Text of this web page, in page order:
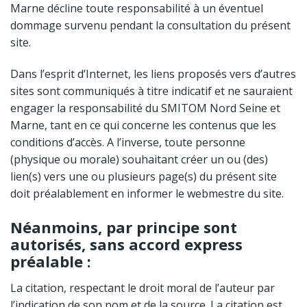
Marne décline toute responsabilité à un éventuel
dommage survenu pendant la consultation du présent
site.
Dans l’esprit d’Internet, les liens proposés vers d’autres
sites sont communiqués à titre indicatif et ne sauraient
engager la responsabilité du SMITOM Nord Seine et
Marne, tant en ce qui concerne les contenus que les
conditions d’accès. A l’inverse, toute personne
(physique ou morale) souhaitant créer un ou (des)
lien(s) vers une ou plusieurs page(s) du présent site
doit préalablement en informer le webmestre du site.
Néanmoins, par principe sont
autorisés, sans accord express
préalable :
La citation, respectant le droit moral de l’auteur par